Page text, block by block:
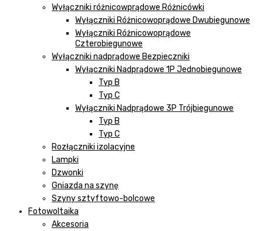
Wyłączniki różnicowprądowe Różnicówki
Wyłączniki Różnicowoprądowe Dwubiegunowe
Wyłączniki Różnicowoprądowe
Czterobiegunowe
Wyłączniki nadprądowe Bezpieczniki
Wyłączniki Nadprądowe 1P Jednobiegunowe
Typ B
Typ C
Wyłączniki Nadprądowe 3P Trójbiegunowe
Typ B
Typ C
Rozłączniki izolacyjne
Lampki
Dzwonki
Gniazda na szynę
Szyny sztyftowo-bolcowe
Fotowoltaika
Akcesoria